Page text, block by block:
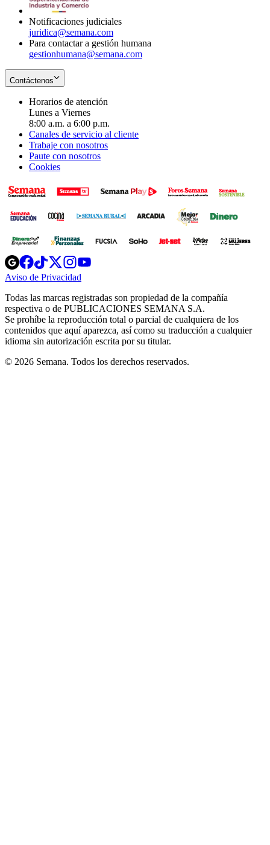
Notificaciones judiciales
juridica@semana.com
Para contactar a gestión humana
gestionhumana@semana.com
Contáctenos
Horarios de atención
Lunes a Viernes
8:00 a.m. a 6:00 p.m.
Canales de servicio al cliente
Trabaje con nosotros
Paute con nosotros
Cookies
Opens
in
new
Opens
in
new
Opens
in
new
window
Opens
new
windowwindow
Aviso de Privacidad
new
window
Todas las marcas registradas son propiedad de la compañía
respectiva o de PUBLICACIONES SEMANA S.A.
Se prohíbe la reproducción total o parcial de cualquiera de los
contenidos que aquí aparezca, así como su traducción a cualquier
idioma sin autorización escrita por su titular.
© 2026 Semana. Todos los derechos reservados.